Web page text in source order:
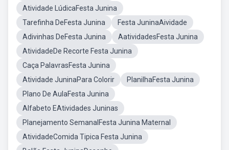
Atividade LúdicaFesta Junina
Tarefinha DeFesta Junina
Festa JuninaAividade
Adivinhas DeFesta Junina
AatividadesFesta Junina
AtividadeDe Recorte Festa Junina
Caça PalavrasFesta Junina
Atividade JuninaPara Colorir
PlanilhaFesta Junina
Plano De AulaFesta Junina
Alfabeto EAtividades Juninas
Planejamento SemanalFesta Junina Maternal
AtividadeComida Tipica Festa Junina